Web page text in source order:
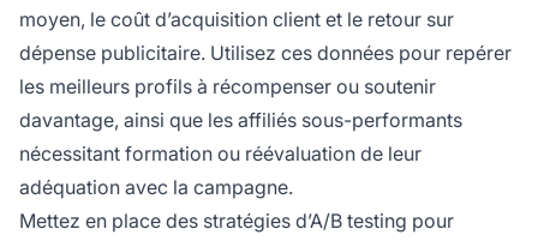
moyen, le coût d’acquisition client et le retour sur
dépense publicitaire. Utilisez ces données pour repérer
les meilleurs profils à récompenser ou soutenir
davantage, ainsi que les affiliés sous-performants
nécessitant formation ou réévaluation de leur
adéquation avec la campagne.
Mettez en place des stratégies d’A/B testing pour